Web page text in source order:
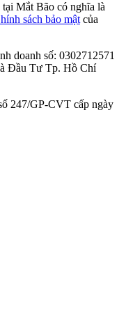
Mắt Bão có nghĩa là
sách bảo mật của
doanh số: 0302712571
Đầu Tư Tp. Hồ Chí
247/GP-CVT cấp ngày